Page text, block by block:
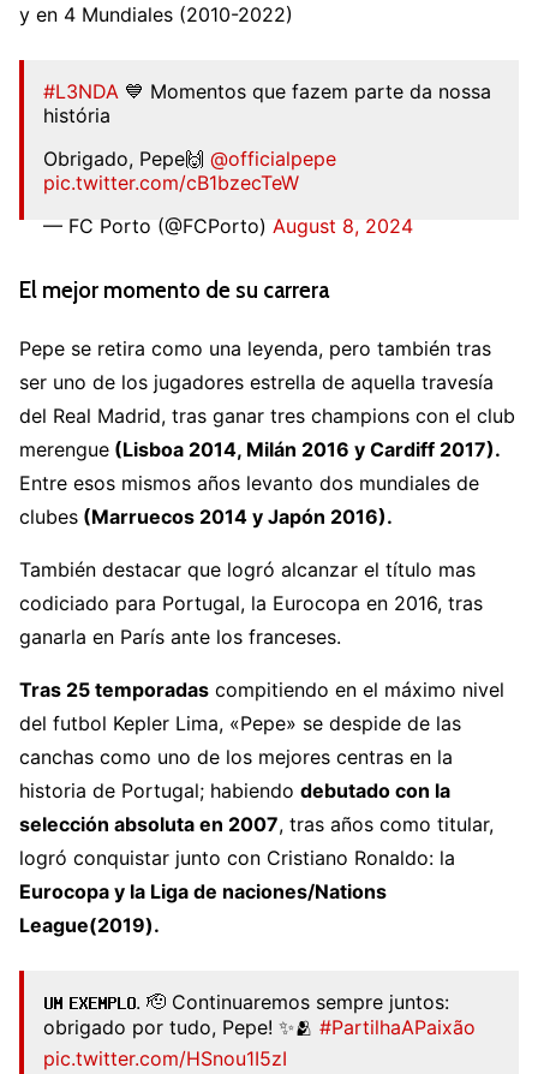
y en 4 Mundiales (2010-2022)
#L3NDA 💙 Momentos que fazem parte da nossa
história
Obrigado, Pepe🙌 @officialpepe
pic.twitter.com/cB1bzecTeW
— FC Porto (@FCPorto) August 8, 2024
El mejor momento de su carrera
Pepe se retira como una leyenda, pero también tras
ser uno de los jugadores estrella de aquella travesía
del Real Madrid, tras ganar tres champions con el club
merengue (Lisboa 2014, Milán 2016 y Cardiff 2017).
Entre esos mismos años levanto dos mundiales de
clubes (Marruecos 2014 y Japón 2016).
También destacar que logró alcanzar el título mas
codiciado para Portugal, la Eurocopa en 2016, tras
ganarla en París ante los franceses.
Tras 25 temporadas compitiendo en el máximo nivel
del futbol Kepler Lima, «Pepe» se despide de las
canchas como uno de los mejores centras en la
historia de Portugal; habiendo debutado con la
selección absoluta en 2007, tras años como titular,
logró conquistar junto con Cristiano Ronaldo: la
Eurocopa y la Liga de naciones/Nations
League(2019).
𝗨𝗠 𝗘𝗫𝗘𝗠𝗣𝗟𝗢. 🫡 Continuaremos sempre juntos:
obrigado por tudo, Pepe! ✨🫂 #PartilhaAPaixão
pic.twitter.com/HSnou1I5zI